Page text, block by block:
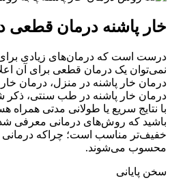
خار پاشنه درمان قطعی
درست است که درمان‌های زیادی برای
نمی‌توان یک درمان قطعی برای آن
درمان خار پاشنه در منزل، درمان
درمان خار پاشنه در طب سنتی، ذکر
با نتایج سریع یا طولانی مدتی همراه
باشید که روش‌های درمانی معرفی
خفیف‌تر مناسب است؛ چراکه درمانی
محسوب می‌شوند.
سخن پایانی